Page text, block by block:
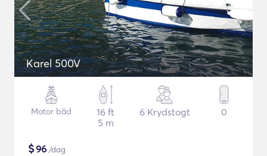
Karel 500V
Motor båd
16 ft
5 m
6 Krydstogt 0
$96 /dag